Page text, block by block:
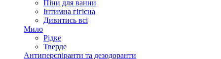
Піни для ванни
Інтимна гігієна
Дивитись всі
Мило
Рідке
Тверде
Антиперспіранти та дезодоранти